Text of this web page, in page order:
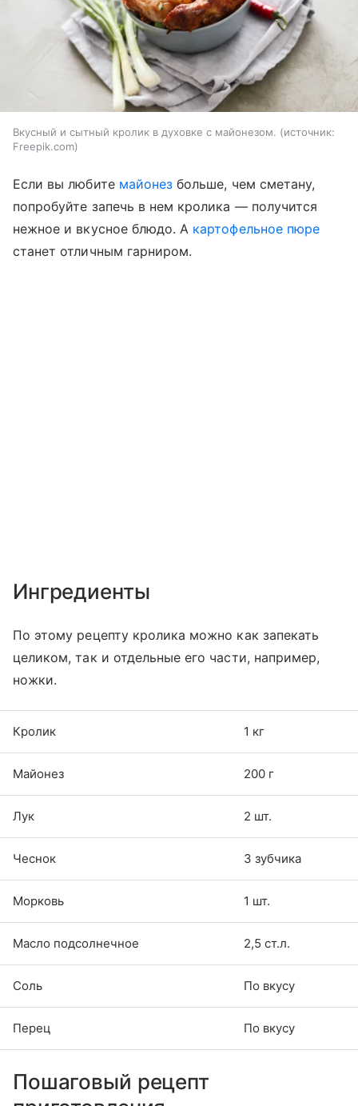
Вкусный и сытный кролик в духовке с майонезом.
источник:
Freepik.com
Если вы любите майонез больше, чем сметану,
попробуйте запечь в нем кролика — получится
нежное и вкусное блюдо. А картофельное пюре
станет отличным гарниром.
Ингредиенты
По этому рецепту кролика можно как запекать
целиком, так и отдельные его части, например,
ножки.
Кролик 1 кг
Майонез 200 г
Лук 2 шт.
Чеснок 3 зубчика
Морковь 1 шт.
Масло подсолнечное 2,5 ст.л.
Соль По вкусу
Перец По вкусу
Пошаговый рецепт